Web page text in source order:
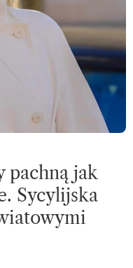
pachną jak
Sycylijska